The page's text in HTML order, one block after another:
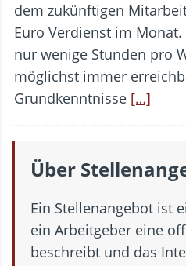
dem zukünftigen
Euro Verdienst im
nur wenige Stunden pro
möglichst immer
Grundkenntnisse […]
Über
Ein Stellenangebot ist
ein Arbeitgeber eine
beschreibt und das